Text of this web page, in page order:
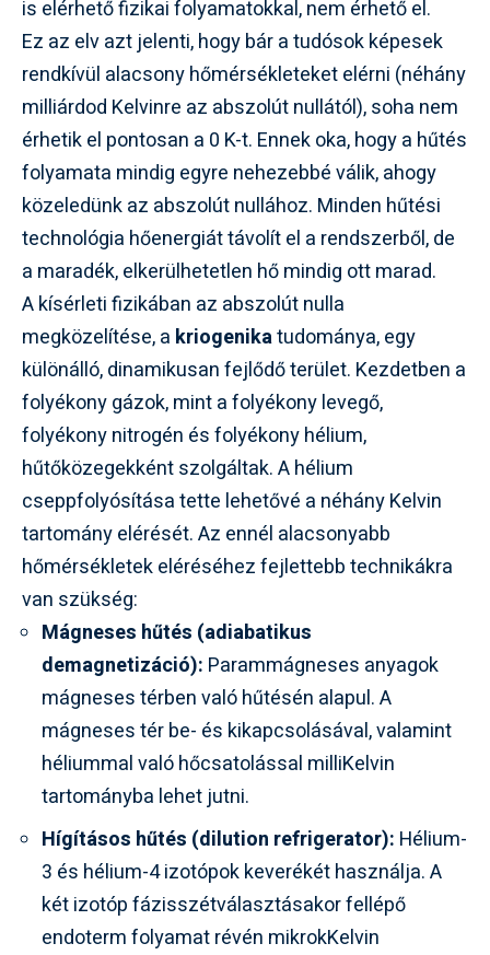
is elérhető fizikai folyamatokkal, nem érhető el.
Ez az elv azt jelenti, hogy bár a tudósok képesek
rendkívül alacsony hőmérsékleteket elérni (néhány
milliárdod Kelvinre az abszolút nullától), soha nem
érhetik el pontosan a 0 K-t. Ennek oka, hogy a hűtés
folyamata mindig egyre nehezebbé válik, ahogy
közeledünk az abszolút nullához. Minden hűtési
technológia hőenergiát távolít el a rendszerből, de
a maradék, elkerülhetetlen hő mindig ott marad.
A kísérleti fizikában az abszolút nulla
megközelítése, a kriogenikatudománya, egy
különálló, dinamikusan fejlődő terület. Kezdetben a
folyékony gázok, mint a folyékony levegő,
folyékony nitrogén és folyékony hélium,
hűtőközegekként szolgáltak. A hélium
cseppfolyósítása tette lehetővé a néhány Kelvin
tartomány elérését. Az ennél alacsonyabb
hőmérsékletek eléréséhez fejlettebb technikákra
van szükség:
Mágneses hűtés (adiabatikus
demagnetizáció): Parammágneses anyagok
mágneses térben való hűtésén alapul. A
mágneses tér be- és kikapcsolásával, valamint
héliummal való hőcsatolással milliKelvin
tartományba lehet jutni.
Hígításos hűtés (dilution refrigerator): Hélium-
3 és hélium-4 izotópok keverékét használja. A
két izotóp fázisszétválasztásakor fellépő
endoterm folyamat révén mikrokKelvin